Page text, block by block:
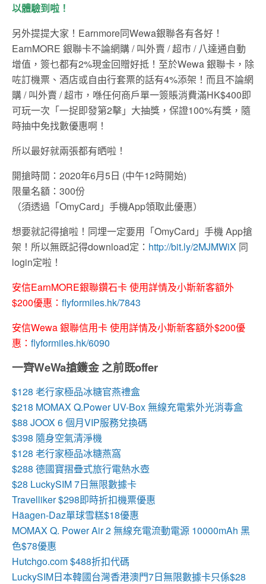
以體驗到啦！
另外提提大家！Earnmore同Wewa銀聯各有各好！
EarnMORE 銀聯卡不論網購 / 叫外賣 / 超市 / 八達通自動
增值，簽乜都有2%現金回贈好抵！至於Wewa 銀聯卡，除
咗訂機票、酒店或自由行套票的話有4%添架！而且不論網
購 / 叫外賣 / 超市，喺任何商戶單一簽賬消費滿HK$400即
可玩一次「一捉即發第2擊」大抽獎，保證100%有獎，隨
時抽中免找數優惠啊！
所以最好就兩張都有晒啦！
開搶時間：2020年6月5日 (中午12時開始)
限量名額：300份
（須透過「OmyCard」手機App領取此優惠）
想要就記得搶啦！同埋一定要用「OmyCard」手機 App搶
架！所以無既記得download定： http://bit.ly/2MJMWiX 同
login定啦！
安信EarnMORE銀聯鑽石卡 使用詳情及小斯新客額外
$200優惠： flyformiles.hk/7843
安信Wewa 銀聯信用卡 使用詳情及小斯新客額外$200優
惠： flyformiles.hk/6090
一齊WeWa搶鑊金 之前既offer
$128 老行家極品冰糖官燕禮盒
$218 MOMAX Q.Power UV-Box 無線充電紫外光消毒盒
$88 JOOX 6 個月VIP服務兌換碼
$398 隨身空氣清淨機
$128 老行家極品冰糖燕窩
$288 德國寶摺疊式旅行電熱水壺
$28 LuckySIM 7日無限數據卡
Travelliker $298即時折扣機票優惠
Häagen-Daz單球雪糕$18優惠
MOMAX Q. Power Air 2 無線充電流動電源 10000mAh 黑
色$78優惠
Hutchgo.com $488折扣代碼
LuckySIM日本韓國台灣香港澳門7日無限數據卡只係$28